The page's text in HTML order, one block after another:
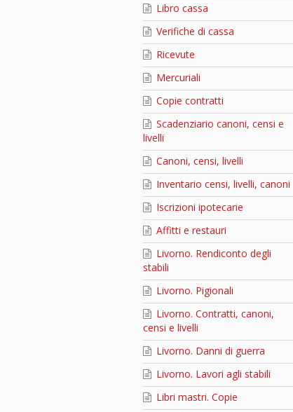
Libro cassa
Verifiche di cassa
Ricevute
Mercuriali
Copie contratti
Scadenziario canoni, censi e
livelli
Canoni, censi, livelli
Inventario censi, livelli, canoni
Iscrizioni ipotecarie
Affitti e restauri
Livorno. Rendiconto degli
stabili
Livorno. Pigionali
Livorno. Contratti, canoni,
censi e livelli
Livorno. Danni di guerra
Livorno. Lavori agli stabili
Libri mastri. Copie